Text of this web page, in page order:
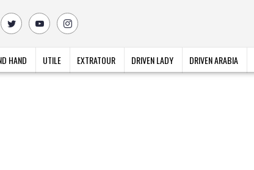
HAND UTILE EXTRATOUR DRIVEN LADY DRIVEN ARABIA